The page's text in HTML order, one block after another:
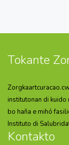
Tokante
institutonan di kuido
bo haña e mihó
Instituto di
Kontakto